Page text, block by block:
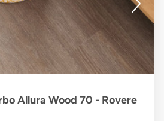
Allura Wood 70 - Rovere